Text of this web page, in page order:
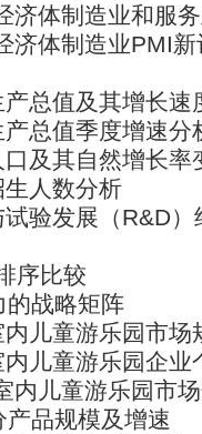
济体制造业和服
济体制造业PMI
总值及其增长速
总值季度增速分
及其自然增长率
人数分析
验发展（R&D）
序比较
的战略矩阵
儿童游乐园市场
儿童游乐园企业
内儿童游乐园市
品规模及增速